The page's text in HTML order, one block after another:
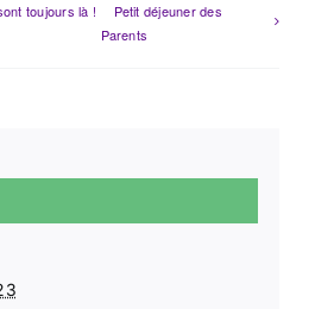
toujours là !
Petit déjeuner des
Parents